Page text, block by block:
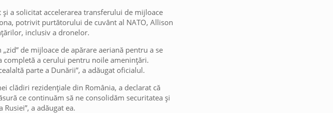
a solicitat accelerarea transferului de mijloace
potrivit purtătorului de cuvânt al NATO, Allison
inclusiv a dronelor.
de mijloace de apărare aeriană pentru a se
completă a cerului pentru noile amenințări.
parte a Dunării”, a adăugat oficialul.
clădiri rezidențiale din România, a declarat că
ce continuăm să ne consolidăm securitatea și
a adăugat ea.